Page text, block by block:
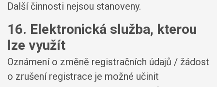
Další činnosti nejsou stanoveny.
16. Elektronická služba, kterou
lze využít
Oznámení o změně registračních údajů / žádost
o zrušení registrace je možné učinit